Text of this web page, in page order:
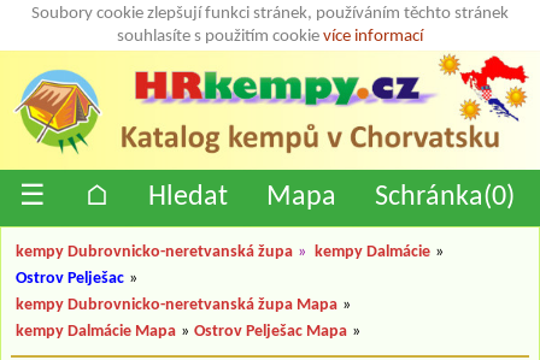
Soubory cookie zlepšují funkci stránek, používáním těchto stránek
souhlasíte s použitím cookie více informací
☰ ⌂ Hledat Mapa Schránka(0)
kempy Dubrovnicko-neretvanská župa » kempy Dalmácie »
Ostrov Pelješac »
kempy Dubrovnicko-neretvanská župa Mapa »
kempy Dalmácie Mapa » Ostrov Pelješac Mapa »